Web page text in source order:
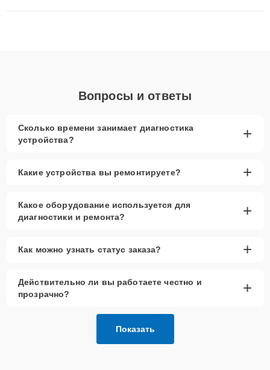
Вопросы и ответы
Сколько времени занимает диагностика
устройства?
+
Какие устройства вы ремонтируете? +
Какое оборудование используется для
диагностики и ремонта?
+
Как можно узнать статус заказа? +
Действительно ли вы работаете честно и
прозрачно?
+
Показать